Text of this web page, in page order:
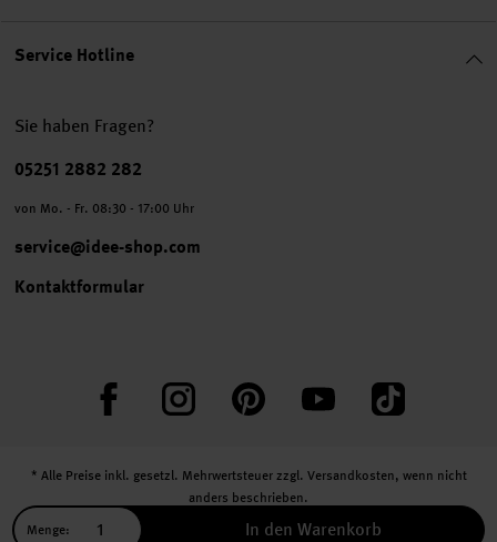
Menge: In den Warenkorb
Service Hotline
Sie haben Fragen?
Telefonnummer
05251 2882 282
von Mo. - Fr. 08:30 - 17:00 Uhr
service@idee-shop.com
Kontaktformular
FacebookInstagram PinterestYouTube TikTok
* Alle Preise inkl. gesetzl. Mehrwertsteuer zzgl. Versandkosten, wenn nicht
anders beschrieben.
** Jede:r Abonnent:in erhält bei erstmaliger Anmeldung für unseren Newsletter